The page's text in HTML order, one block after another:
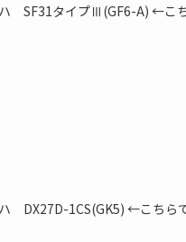
SF31タイプⅢ(GF6-A) ←こ
DX27D-1CS(GK5) ←こちら